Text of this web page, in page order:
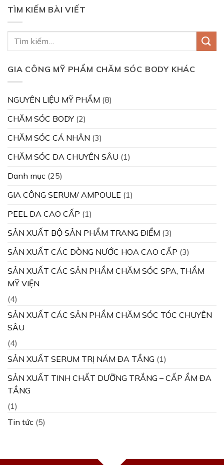
TÌM KIẾM BÀI VIẾT
GIA CÔNG MỸ PHẨM CHĂM SÓC BODY KHÁC
NGUYÊN LIỆU MỸ PHẨM (8)
CHĂM SÓC BODY(2)
CHĂM SÓC CÁ NHÂN (3)
CHĂM SÓC DA CHUYÊN SÂU (1)
Danh mục (25)
GIA CÔNG SERUM/ AMPOULE (1)
PEEL DA CAO CẤP (1)
SẢN XUẤT BỘ SẢN PHẨM TRANG ĐIỂM (3)
SẢN XUẤT CÁC DÒNG NƯỚC HOA CAO CẤP (3)
SẢN XUẤT CÁC SẢN PHẨM CHĂM SÓC SPA, THẨM
MỸ VIỆN
(4)
SẢN XUẤT CÁC SẢN PHẨM CHĂM SÓC TÓC CHUYÊN
SÂU
(4)
SẢN XUẤT SERUM TRỊ NÁM ĐA TẦNG (1)
SẢN XUẤT TINH CHẤT DƯỠNG TRẮNG – CẤP ẨM ĐA
TẦNG
(1)
Tin tức (5)